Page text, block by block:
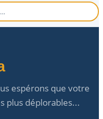
espérons que votre
plus déplorables...